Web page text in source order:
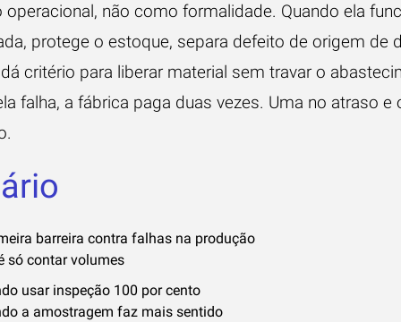
não como formalidade. Quando ela
protege o estoque, separa defeito de origem de
critério para liberar material sem travar o
falha, a fábrica paga duas vezes. Uma no atraso e
barreira contra falhas na produção
só contar volumes
usar inspeção 100 por cento
a amostragem faz mais sentido